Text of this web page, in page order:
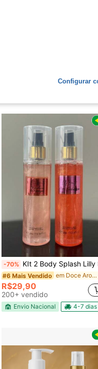
4-7 dias
-70% KIt 2 Body Splash Lilly Beauty
#6 Mais Vendido em Doce Aroma Perfume
R$29,90
200+ vendido
Envio Nacional 4-7 dias
Configurar